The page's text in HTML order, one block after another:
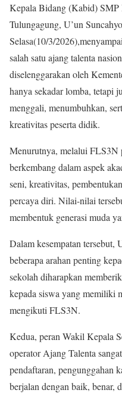
Kepala Bidang (Kabid) SMP
Tulungagung, U’un
Selasa(10/3/
salah satu ajang talenta
diselenggarakan oleh
hanya sekadar lomba, tetapi
menggali, menumbuhkan,
kreativitas peserta didik.
Menurutnya, melalui FLS3N
berkembang dalam aspek
seni, kreativitas,
percaya diri. Nilai-nilai
membentuk generasi muda
Dalam kesempatan tersebut,
beberapa arahan penting
sekolah diharapkan
kepada siswa yang memiliki
mengikuti FLS3N.
Kedua, peran Wakil Kepala
operator Ajang Talenta
pendaftaran, pengunggahan
berjalan dengan baik, benar,